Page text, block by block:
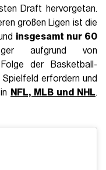
Draft hervorgetan.
großen Ligen ist die
insgesamt nur 60
aufgrund von
der Basketball-
Spielfeld erfordern und
NFL, MLB und NHL.